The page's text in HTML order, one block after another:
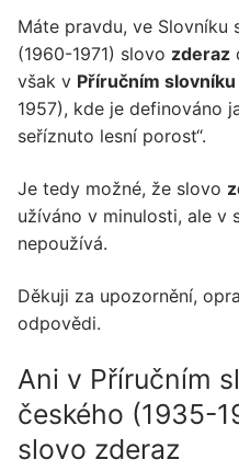
Máte pravdu, ve Slovníku
(1960-1971) slovo zderaz
však v Příručním
1957), kde je definováno
seříznuto lesní porost“.
Je tedy možné, že slovo
užíváno v minulosti, ale v
nepoužívá.
Děkuji za upozornění,
odpovědi.
Ani v Příručním
českého (1935-
slovo zderaz